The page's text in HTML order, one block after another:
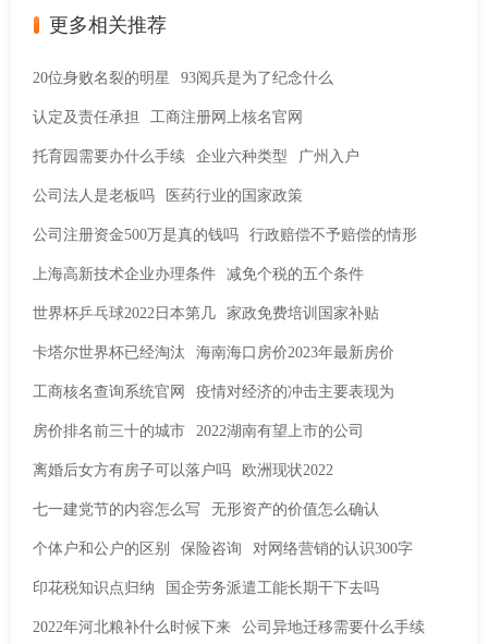
更多相关推荐
20位身败名裂的明星 93阅兵是为了纪念什么
认定及责任承担 工商注册网上核名官网
托育园需要办什么手续 企业六种类型 广州入户
公司法人是老板吗 医药行业的国家政策
公司注册资金500万是真的钱吗 行政赔偿不予赔偿的情形
上海高新技术企业办理条件 减免个税的五个条件
世界杯乒乓球2022日本第几 家政免费培训国家补贴
卡塔尔世界杯已经淘汰 海南海口房价2023年最新房价
工商核名查询系统官网 疫情对经济的冲击主要表现为
房价排名前三十的城市 2022湖南有望上市的公司
离婚后女方有房子可以落户吗 欧洲现状2022
七一建党节的内容怎么写 无形资产的价值怎么确认
个体户和公户的区别 保险咨询 对网络营销的认识300字
印花税知识点归纳 国企劳务派遣工能长期干下去吗
2022年河北粮补什么时候下来 公司异地迁移需要什么手续